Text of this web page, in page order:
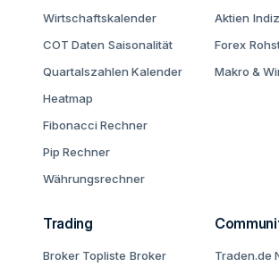
Wirtschaftskalender
COT Daten Saisonalität
Quartalszahlen Kalender
Heatmap
Fibonacci Rechner
Pip Rechner
Währungsrechner
Aktien
Forex
Makro &
Trading
Broker Topliste Broker
Traden.de